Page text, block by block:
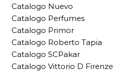
Catalogo Nuevo
Catalogo Perfumes
Catalogo Primor
Catalogo Roberto Tapia
Catalogo SCPakar
Catalogo Vittorio D Firenze